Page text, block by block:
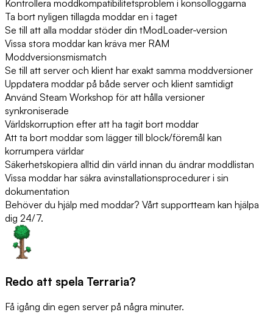
Kontrollera moddkompatibilitetsproblem i konsolloggarna
Ta bort nyligen tillagda moddar en i taget
Se till att alla moddar stöder din tModLoader-version
Vissa stora moddar kan kräva mer RAM
Moddversionsmismatch
Se till att server och klient har exakt samma moddversioner
Uppdatera moddar på både server och klient samtidigt
Använd Steam Workshop för att hålla versioner
synkroniserade
Världskorruption efter att ha tagit bort moddar
Att ta bort moddar som lägger till block/föremål kan
korrumpera världar
Säkerhetskopiera alltid din värld innan du ändrar moddlistan
Vissa moddar har säkra avinstallationsprocedurer i sin
dokumentation
Behöver du hjälp med moddar? Vårt supportteam kan hjälpa
dig 24/7.
Redo att spela Terraria?
Få igång din egen server på några minuter.